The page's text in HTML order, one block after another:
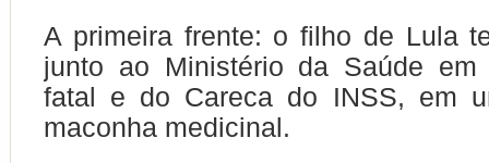
A primeira frente: o filho de Lula
junto ao Ministério da Saúde
fatal e do Careca do INSS, em
maconha medicinal.